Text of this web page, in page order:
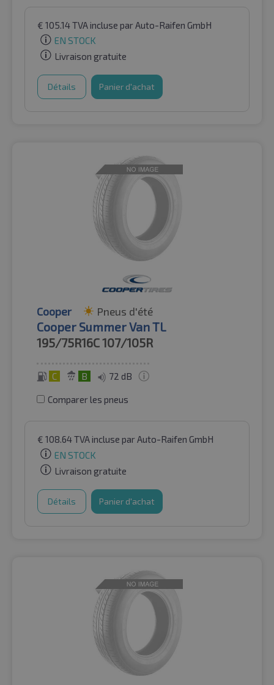
€ 105.14TVA incluse par Auto-Raifen GmbH
EN STOCK
Livraison gratuite
Détails Panier d'achat
Cooper Pneus d'été
Cooper Summer Van TL
195/75R16C107/105R
C B 72 dB
Comparer les pneus
€ 108.64TVA incluse par Auto-Raifen GmbH
EN STOCK
Livraison gratuite
Détails Panier d'achat